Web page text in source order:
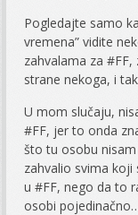
Pogledajte samo
vremena” vidite
zahvalama za
strane nekoga, i
U mom slučaju,
#FF, jer to onda
što tu osobu
zahvalio svima
u #FF, nego da to
osobi